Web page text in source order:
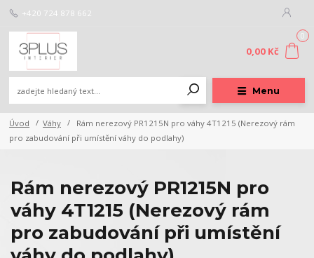
Menu
+420 724 878 662
0
0,00 Kč
Úvod Váhy
Rám nerezový PR1215N pro váhy 4T1215 (Nerezový rám
pro zabudování při umístění váhy do podlahy)
Rám nerezový PR1215N pro
váhy 4T1215 (Nerezový rám
pro zabudování při umístění